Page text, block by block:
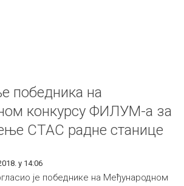
победника на
конкурсу ФИЛУМ-а за
СТАС радне станице
у 14:06
је победнике на Међународном